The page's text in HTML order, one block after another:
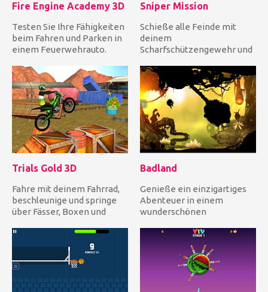
Fire Engine Academy 3D
Testen Sie Ihre Fähigkeiten
beim Fahren und Parken in
einem Feuerwehrauto.
Sniper Mission
Schieße alle Feinde mit
deinem
Scharfschützengewehr und
Zeit abgelaufen i...
Trials Gold 3D
Fahre mit deinem Fahrrad,
beschleunige und springe
über Fässer, Boxen und
Hinde...
Badland
Genieße ein einzigartiges
Abenteuer in einem
wunderschönen
verschiedener Bewohner...